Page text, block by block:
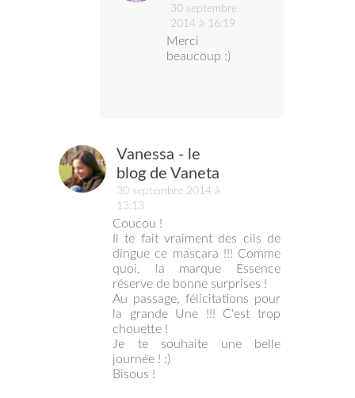
30 septembre
2014 à 16:19
Merci
beaucoup :)
Vanessa - le
blog de Vaneta
30 septembre 2014 à
13:13
Coucou !
Il te fait vraiment des cils de
dingue ce mascara !!! Comme
quoi, la marque Essence
réserve de bonne surprises !
Au passage, félicitations pour
la grande Une !!! C'est trop
chouette !
Je te souhaite une belle
journée ! :)
Bisous !